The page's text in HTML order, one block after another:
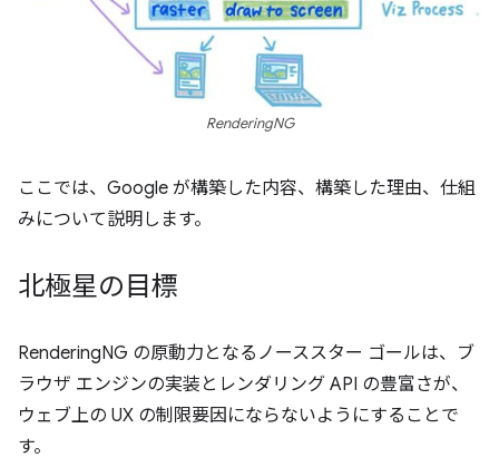
RenderingNG
ここでは、Google が構築した内容、構築した理由、仕組
みについて説明します。
北極星の目標
RenderingNG の原動力となるノーススター ゴールは、ブ
ラウザ エンジンの実装とレンダリング API の豊富さが、
ウェブ上の UX の制限要因にならないようにすることで
す。